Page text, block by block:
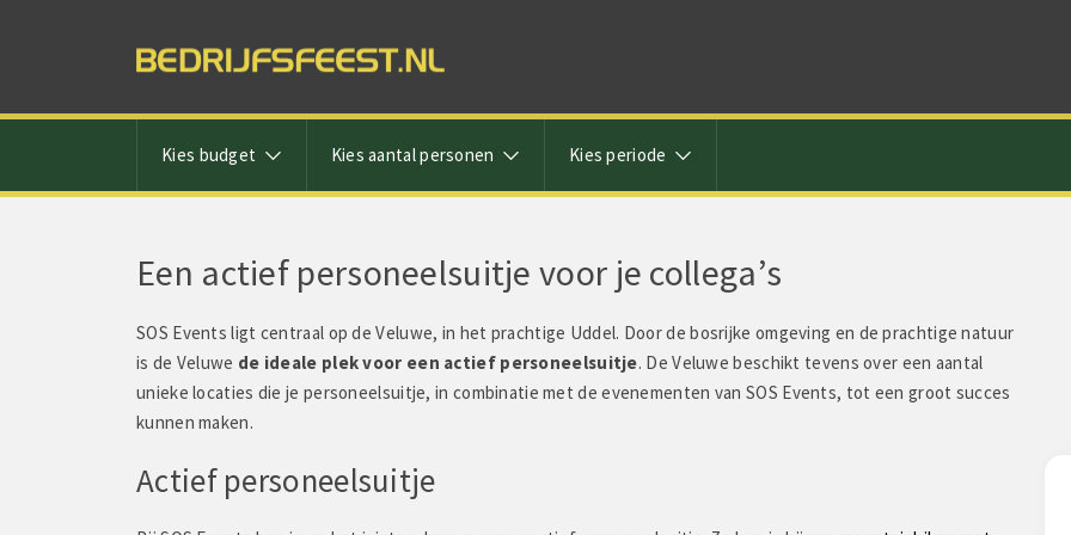
Kies budget Kies aantal personen Kies periode
Een actief personeelsuitje voor je collega’s
SOS Events ligt centraal op de Veluwe, in het prachtige Uddel. Door de bosrijke omgeving en de prachtige natuur
is de Veluwe de ideale plek voor een actief personeelsuitje. De Veluwe beschikt tevens over een aantal
unieke locaties die je personeelsuitje, in combinatie met de evenementen van SOS Events, tot een groot succes
kunnen maken.
Actief personeelsuitje
van Kruistum zegt: